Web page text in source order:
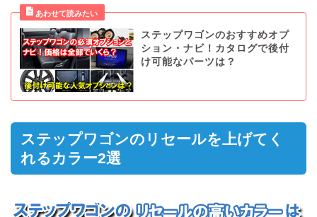
ステップワゴンのおすすめオプ
ション・ナビ！カタログで後付
け可能なパーツは？
ステップワゴンのリセールを上げてく
れるカラー2選